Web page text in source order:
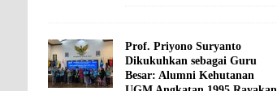
Prof. Priyono Suryanto
Dikukuhkan sebagai Guru
Besar: Alumni Kehutanan